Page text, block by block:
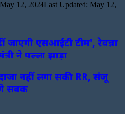
May 12, 2024Last Updated: May 12,
जाएगी एसआईटी टीम', रेवन्ना
ने पल्ला झाड़ा
नहीं लगा सकी RR, संजू
सबक